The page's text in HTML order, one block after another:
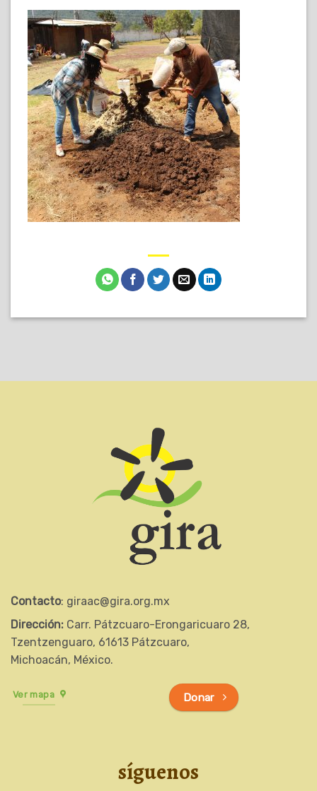
Contacto: giraac@gira.org.mx
Dirección: Carr. Pátzcuaro-Erongaricuaro 28,
Tzentzenguaro, 61613 Pátzcuaro,
Michoacán, México.
Ver mapa Donar
síguenos